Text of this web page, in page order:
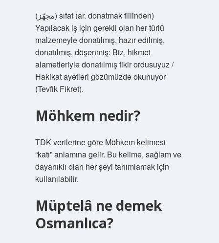
(ﻣﺠﻬّﺰ) sıfat (ar. donatmak fiilinden)
Yapılacak iş için gerekli olan her türlü
malzemeyle donatılmış, hazır edilmiş,
donatılmış, döşenmiş: Biz, hikmet
alametleriyle donatılmış fikir ordusuyuz /
Hakikat ayetleri gözümüzde okunuyor
(Tevfik Fikret).
Möhkem nedir?
TDK verilerine göre Möhkem kelimesi
“katı” anlamına gelir. Bu kelime, sağlam ve
dayanıklı olan her şeyi tanımlamak için
kullanılabilir.
Müptelâ ne demek
Osmanlıca?